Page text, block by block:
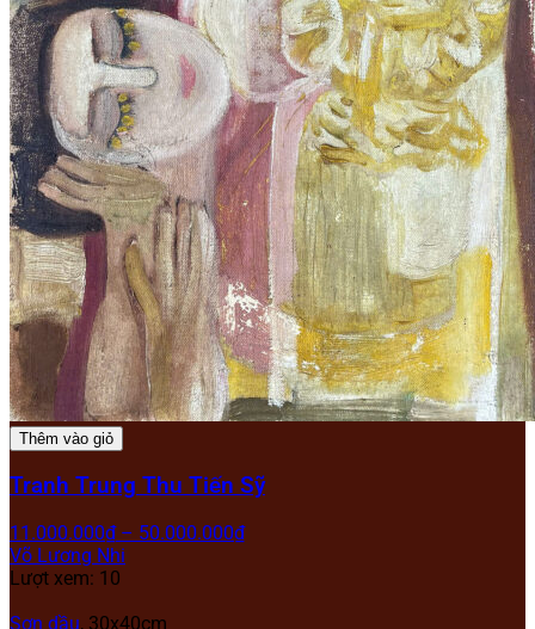
Thêm vào giỏ
Tranh Trung Thu Tiến Sỹ
11.000.000₫ – 50.000.000₫
Võ Lương Nhi
Lượt xem: 10
Sơn dầu, 30x40cm